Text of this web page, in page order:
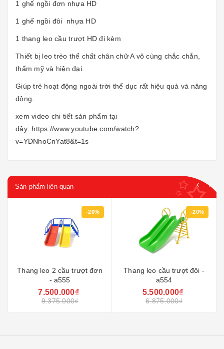
1 ghế ngồi đơn nhựa HD
1 ghế ngồi đôi nhựa HD
1 thang leo cầu trượt HD đi kèm
Thiết bị leo trèo thể chất chân chữ A vô cùng chắc chắn,
thẩm mỹ và hiện đại.
Giúp trẻ hoạt động ngoài trời thể dục rất hiệu quả và năng
động.
xem video chi tiết sản phẩm tại
đây: https://www.youtube.com/watch?
v=YDNhoCnYat8&t=1s
Sản phẩm liên quan
-20%
Thang leo 2 cầu trượt đơn
- a555
7.500.000₫
9.375.000₫
-20%
Thang leo cầu trượt đôi -
a554
5.500.000₫
6.875.000₫